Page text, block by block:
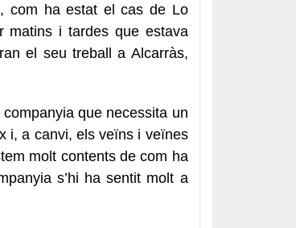
com ha estat el cas de Lo
matins i tardes que estava
el seu treball a Alcarràs,
que necessita un
i, a canvi, els veïns i veïnes
molt contents de com ha
s’hi ha sentit molt a